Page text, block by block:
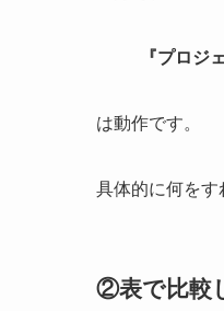
『プロジ
は動作です。
具体的に何をす
②表で比較